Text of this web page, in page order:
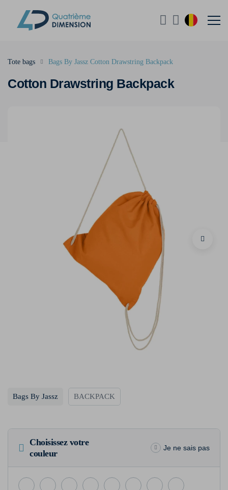
Cotton Drawstring Backpack
Tote bags Bags By Jassz Cotton Drawstring Backpack
Bags By Jassz BACKPACK
Choisissez votre
couleur
Je ne sais pas